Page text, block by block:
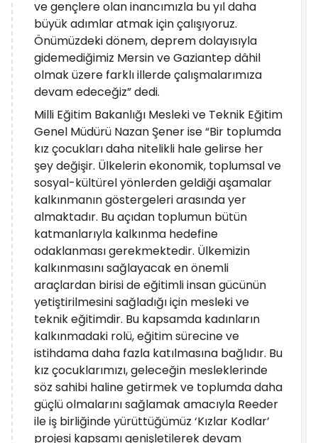
ve gençlere olan inancımızla bu yıl daha
büyük adımlar atmak için çalışıyoruz.
Önümüzdeki dönem, deprem dolayısıyla
gidemediğimiz Mersin ve Gaziantep dâhil
olmak üzere farklı illerde çalışmalarımıza
devam edeceğiz” dedi.
Milli Eğitim Bakanlığı Mesleki ve Teknik Eğitim
Genel Müdürü Nazan Şener ise “Bir toplumda
kız çocukları daha nitelikli hale gelirse her
şey değişir. Ülkelerin ekonomik, toplumsal ve
sosyal-kültürel yönlerden geldiği aşamalar
kalkınmanın göstergeleri arasında yer
almaktadır. Bu açıdan toplumun bütün
katmanlarıyla kalkınma hedefine
odaklanması gerekmektedir. Ülkemizin
kalkınmasını sağlayacak en önemli
araçlardan birisi de eğitimli insan gücünün
yetiştirilmesini sağladığı için mesleki ve
teknik eğitimdir. Bu kapsamda kadınların
kalkınmadaki rolü, eğitim sürecine ve
istihdama daha fazla katılmasına bağlıdır. Bu
kız çocuklarımızı, geleceğin mesleklerinde
söz sahibi haline getirmek ve toplumda daha
güçlü olmalarını sağlamak amacıyla Reeder
ile iş birliğinde yürüttüğümüz ‘Kızlar Kodlar’
projesi kapsamı genişletilerek devam